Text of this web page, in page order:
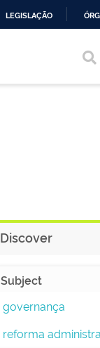
LEGISLAÇÃO
Discover
Subject
governança
reforma